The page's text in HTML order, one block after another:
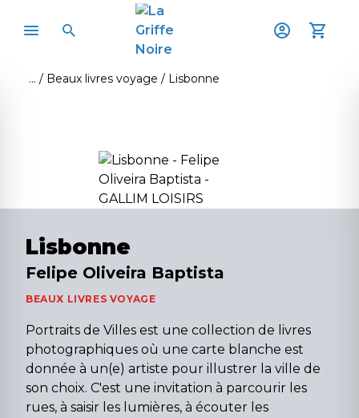
Beaux livres voyage Lisbonne
Lisbonne
Felipe Oliveira Baptista
BEAUX LIVRES VOYAGE
Portraits de Villes est une collection de livres
photographiques où une carte blanche est
donnée à un(e) artiste pour illustrer la ville de
son choix. C'est une invitation à parcourir les
rues, à saisir les lumières, à écouter les